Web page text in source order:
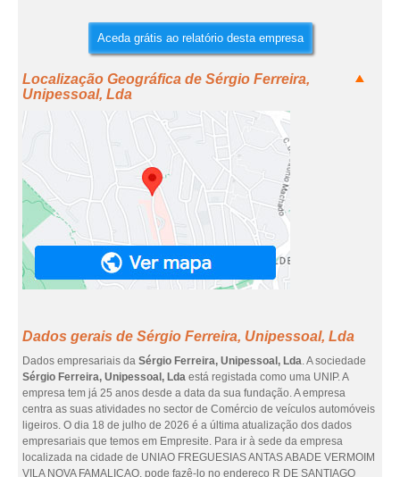
Aceda grátis ao relatório desta empresa
Localização Geográfica de Sérgio Ferreira,
Unipessoal, Lda
Dados gerais de Sérgio Ferreira, Unipessoal, Lda
Dados empresariais da Sérgio Ferreira, Unipessoal, Lda. A sociedade
Sérgio Ferreira, Unipessoal, Lda está registada como uma UNIP. A
empresa tem já 25 anos desde a data da sua fundação. A empresa
centra as suas atividades no sector de Comércio de veículos automóveis
ligeiros. O dia 18 de julho de 2026 é a última atualização dos dados
empresariais que temos em Empresite. Para ir à sede da empresa
localizada na cidade de UNIAO FREGUESIAS ANTAS ABADE VERMOIM
VILA NOVA FAMALICAO, pode fazê-lo no endereço R DE SANTIAGO